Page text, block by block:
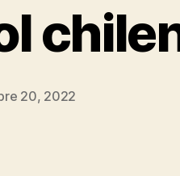
20, 2022